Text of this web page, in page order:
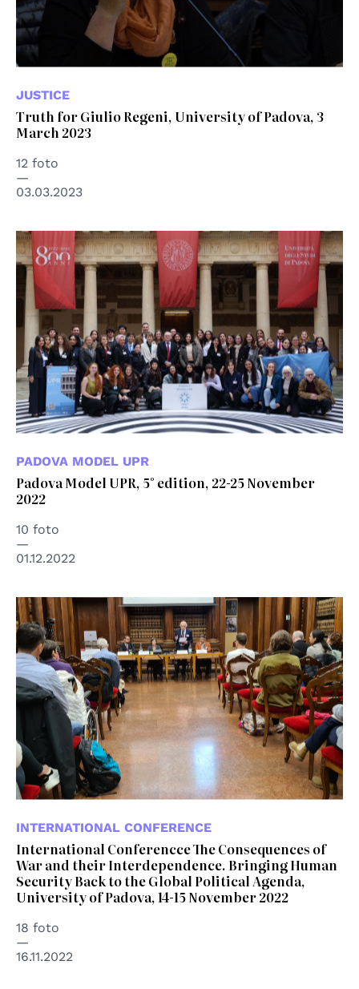
JUSTICE
Truth for Giulio Regeni, University of Padova, 3
March 2023
12 foto
03.03.2023
PADOVA MODEL UPR
Padova Model UPR, 5° edition, 22-25 November
2022
10 foto
01.12.2022
INTERNATIONAL CONFERENCE
International Conferencce The Consequences of
War and their Interdependence. Bringing Human
Security Back to the Global Political Agenda,
University of Padova, 14-15 November 2022
18 foto
16.11.2022